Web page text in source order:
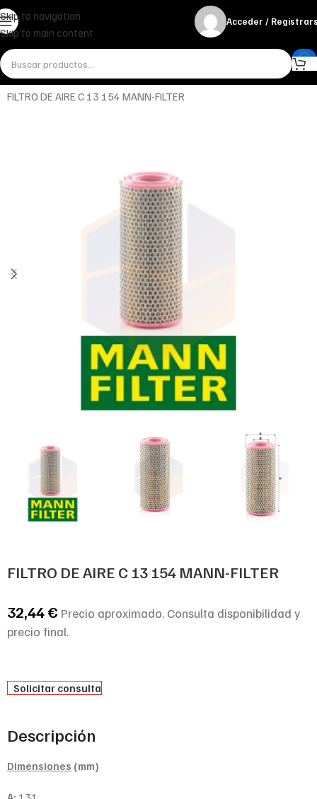
Skip to navigation
Skip to main content
Acceder /
InicioMiscelánea - otrosOtros
FILTRO DE AIRE C 13 154 MANN-FILTER
FILTRO DE AIRE C 13 154 MANN-FILTER
32,44€ Precio aproximado. Consulta disponibilidad y
precio final.
Solicitar consulta
Descripción
Dimensiones (mm)